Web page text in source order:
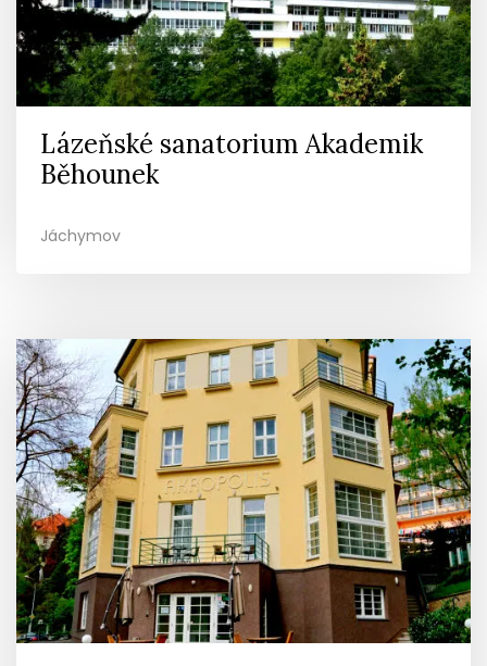
Lázeňské sanatorium Akademik
Běhounek
Jáchymov